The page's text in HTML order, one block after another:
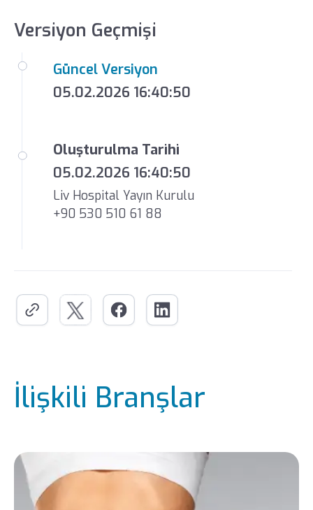
Versiyon Geçmişi
Güncel Versiyon
05.02.2026 16:40:50
Oluşturulma Tarihi
05.02.2026 16:40:50
Liv Hospital Yayın Kurulu
+90 530 510 61 88
İlişkili Branşlar